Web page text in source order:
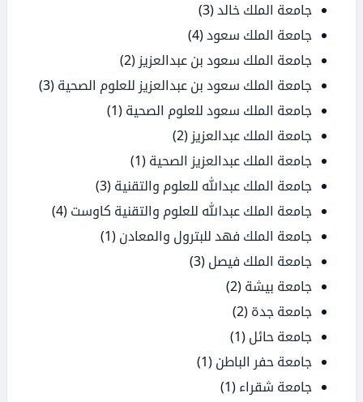
جامعة الملك خالد(3)
جامعة الملك سعود(4)
جامعة الملك سعود بن عبدالعزيز (2)
جامعة الملك سعود بن عبدالعزيز للعلوم الصحية (3)
جامعة الملك سعود للعلوم الصحية (1)
جامعة الملك عبدالعزيز (2)
جامعة الملك عبدالعزيز الصحية (1)
جامعة الملك عبدالله للعلوم والتقنية (3)
جامعة الملك عبدالله للعلوم والتقنية كاوست (4)
جامعة الملك فهد للبترول والمعادن (1)
جامعة الملك فيصل (3)
جامعة بيشة (2)
جامعة جدة (2)
جامعة حائل (1)
جامعة حفر الباطن (1)
جامعة شقراء (1)